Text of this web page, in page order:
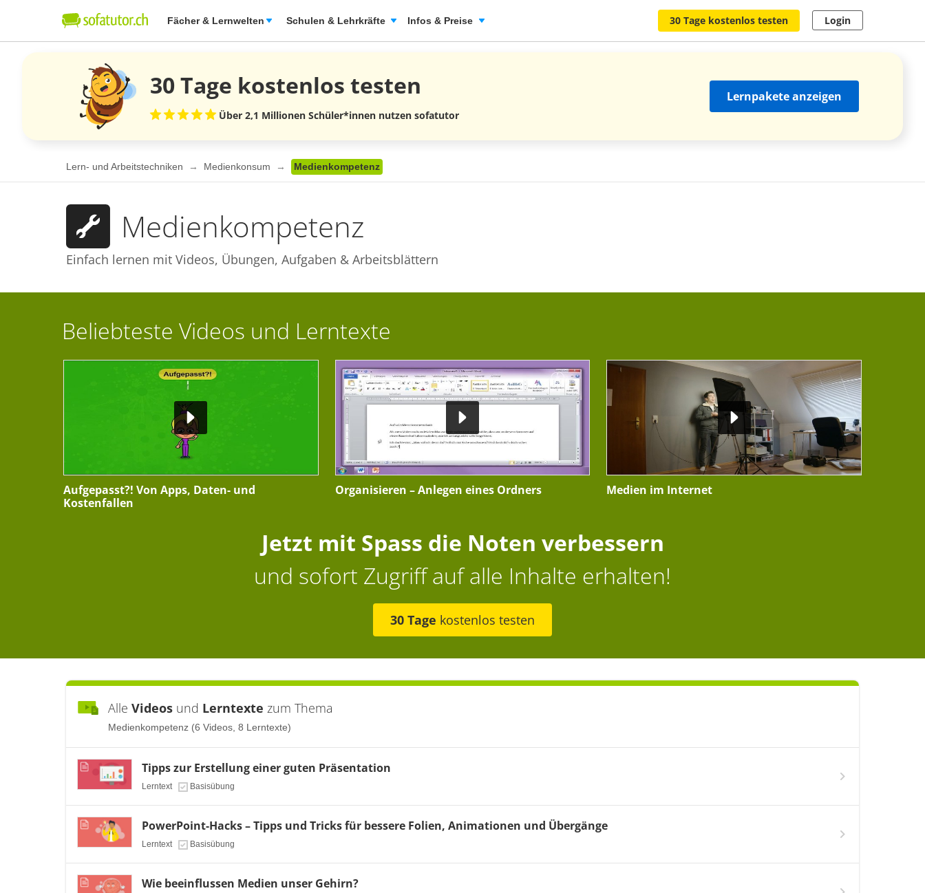
Fächer & Lernwelten Schulen & Lehrkräfte Infos & Preise 30 Tage kostenlos testen Login
30 Tage kostenlos testen
Über 2,1 Millionen Schüler*innen nutzen sofatutor
Lernpakete anzeigen
Lern- und Arbeitstechniken Medienkonsum Medienkompetenz
Medienkompetenz
Einfach lernen mit Videos, Übungen, Aufgaben & Arbeitsblättern
Beliebteste Videos und Lerntexte
Aufgepasst?! Von Apps, Daten- und
Kostenfallen
Organisieren – Anlegen eines Ordners Medien im Internet
Jetzt mit Spass die Noten verbessern
und sofort Zugriff auf alle Inhalte erhalten!
30 Tage kostenlos testen
Alle Videos und Lerntexte zum Thema
Medienkompetenz (6 Videos, 8 Lerntexte)
Tipps zur Erstellung einer guten Präsentation
Lerntext Basisübung
PowerPoint-Hacks – Tipps und Tricks für bessere Folien, Animationen und Übergänge
Lerntext Basisübung
Wie beeinflussen Medien unser Gehirn?